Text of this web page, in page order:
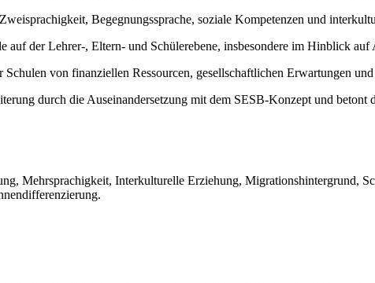
Begegnungssprache, soziale Kompetenzen und
der Lehrer-, Eltern- und Schülerebene, insbesondere im Hinblick auf
von finanziellen Ressourcen, gesellschaftlichen Erwartungen
durch die Auseinandersetzung mit dem SESB-Konzept und
Mehrsprachigkeit, Interkulturelle Erziehung, Migrationshintergrund,